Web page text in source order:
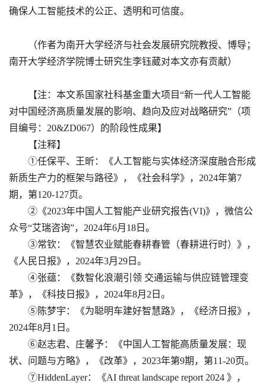
确保人工智能技术的公正、透明和可信度。
（作者为南开大学经济与社会发展研究院教授、博导；
南开大学经济学院博士研究生李钰葳对本文亦有贡献）
【注：本文系国家社科基金重大项目“新一代人工智能
对中国经济高质量发展的影响、趋向及应对战略研究”（项
目编号：20&ZD067）的阶段性成果】
【注释】
①任保平、王昕：《人工智能与实体经济深度融合形成
新质生产力的框架与路径》，《社会科学》，2024年第7
期，第120-127页。
②《2023年中国人工智能产业研究报告(VI)》，微信公
众号“艾瑞咨询”，2024年6月18日。
③常钦：《智慧农业赋能春耕春管（春耕进行时）》，
《人民日报》，2024年3月29日。
④张蕴：《数智化浪潮引领 交通运输与供应链管理变
革》，《科技日报》，2024年8月2日。
⑤陈梦宇：《为聪明车建好智慧路》，《经济日报》，
2024年8月1日。
⑥赵志君、庄馨予：《中国人工智能高质量发展：现
状、问题与方略》，《改革》，2023年第9期，第11-20页。
⑦HiddenLayer：《AI threat landscape report 2024 》，